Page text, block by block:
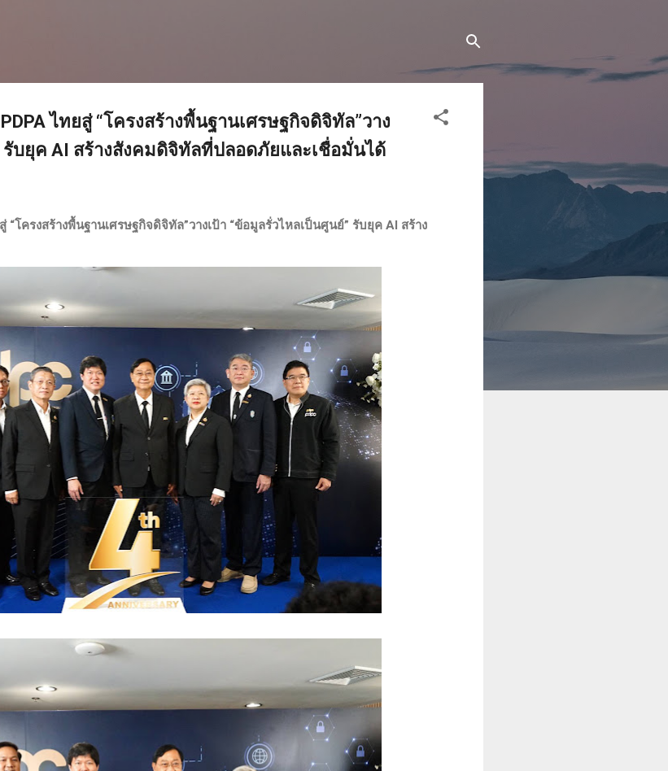
ไทยสู่ “โครงสร้างพื้นฐานเศรษฐกิจดิจิทัล”วาง
รับยุค AI สร้างสังคมดิจิทัลที่ปลอดภัยและเชื่อมั่นได้
โครงสร้างพื้นฐานเศรษฐกิจดิจิทัล”วางเป้า “ข้อมูลรั่วไหลเป็นศูนย์” รับยุค AI สร้าง